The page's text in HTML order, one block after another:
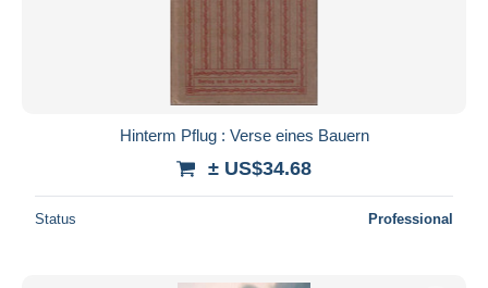
Hinterm Pflug : Verse eines Bauern
± US$34.68
Status Professional